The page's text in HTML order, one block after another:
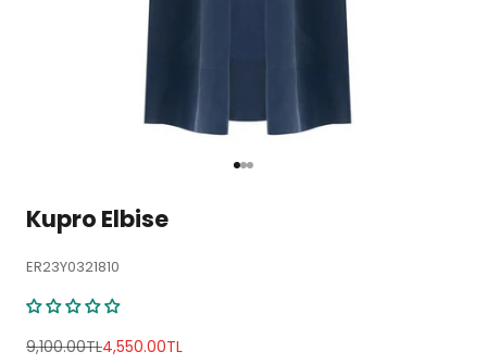
1 ögesine git
2 ögesine git
3 ögesine git
Kupro Elbise
ER23Y0321810
Normal fiyat
9,100.00TLİndirimli fiyat
4,550.00TL